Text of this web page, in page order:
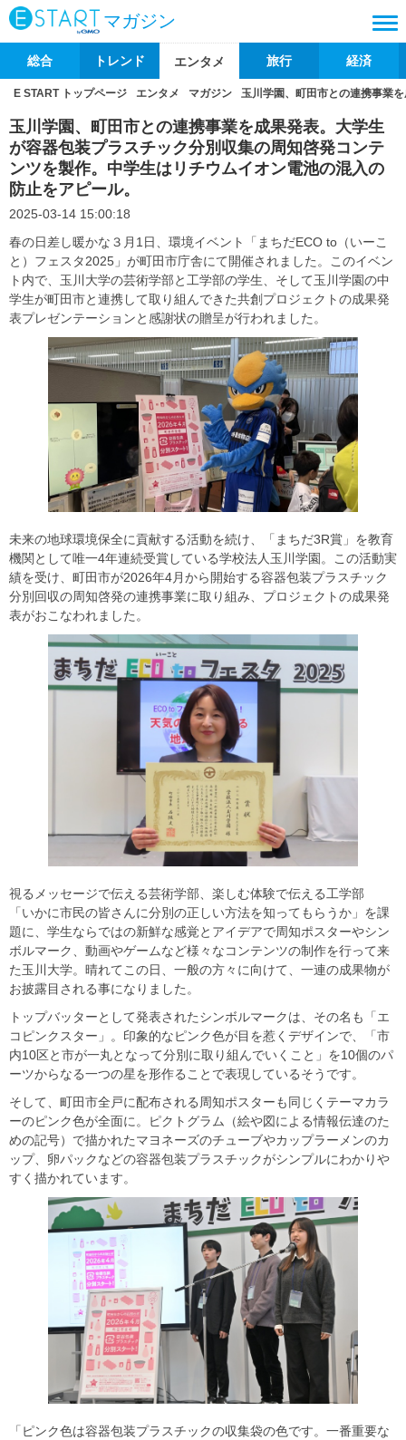
マガジン
総合 トレンド エンタメ 旅行 経済
E START トップページ エンタメ マガジン 玉川学園、町田市との連携事業
玉川学園、町田市との連携事業を成果発表。大学生
が容器包装プラスチック分別収集の周知啓発コンテ
ンツを製作。中学生はリチウムイオン電池の混入の
防止をアピール。
2025-03-14 15:00:18
春の日差し暖かな３月1日、環境イベント「まちだECO to（いーこ
と）フェスタ2025」が町田市庁舎にて開催されました。このイベン
ト内で、玉川大学の芸術学部と工学部の学生、そして玉川学園の中
学生が町田市と連携して取り組んできた共創プロジェクトの成果発
表プレゼンテーションと感謝状の贈呈が行われました。
未来の地球環境保全に貢献する活動を続け、「まちだ3R賞」を教育
機関として唯一4年連続受賞している学校法人玉川学園。この活動実
績を受け、町田市が2026年4月から開始する容器包装プラスチック
分別回収の周知啓発の連携事業に取り組み、プロジェクトの成果発
表がおこなわれました。
視るメッセージで伝える芸術学部、楽しむ体験で伝える工学部
「いかに市民の皆さんに分別の正しい方法を知ってもらうか」を課
題に、学生ならではの新鮮な感覚とアイデアで周知ポスターやシン
ボルマーク、動画やゲームなど様々なコンテンツの制作を行って来
た玉川大学。晴れてこの日、一般の方々に向けて、一連の成果物が
お披露目される事になりました。
トップバッターとして発表されたシンボルマークは、その名も「エ
コピンクスター」。印象的なピンク色が目を惹くデザインで、「市
内10区と市が一丸となって分別に取り組んでいくこと」を10個のパ
ーツからなる一つの星を形作ることで表現しているそうです。
そして、町田市全戸に配布される周知ポスターも同じくテーマカラ
ーのピンク色が全面に。ピクトグラム（絵や図による情報伝達のた
めの記号）で描かれたマヨネーズのチューブやカップラーメンのカ
ップ、卵パックなどの容器包装プラスチックがシンプルにわかりや
すく描かれています。
「ピンク色は容器包装プラスチックの収集袋の色です。一番重要な